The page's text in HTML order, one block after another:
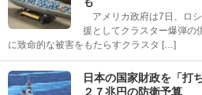
アメリカ政府は7日、ロ
援としてクラスター爆弾の
に致命的な被害をもたらすクラスタ […]
日本の国家財政を「
２７兆円の防衛予算